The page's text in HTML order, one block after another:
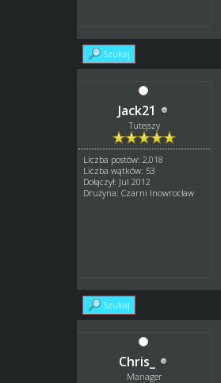
Szukaj
Jack21
Tutejszy
Liczba postów: 2,018
Liczba wątków: 53
Dołączył: Jul 2012
Drużyna: Czarni Inowrocław
Szukaj
Chris_
Manager